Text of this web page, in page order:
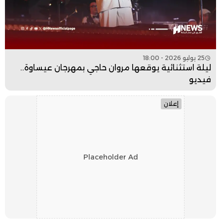
25 يوليو 2026 - 18:00
ليلة استثنائية يوقعها مروان حاجي بمهرجان عيساوة..
فيديو
إعلان
Placeholder Ad